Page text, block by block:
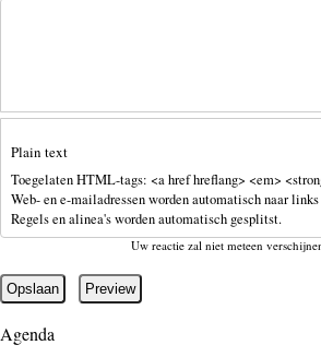
Plain text
Toegelaten HTML-tags: <a href hreflang> <em>
Web- en e-mailadressen worden automatisch naar
Regels en alinea's worden automatisch gesplitst.
Uw reactie zal niet meteen
Agenda